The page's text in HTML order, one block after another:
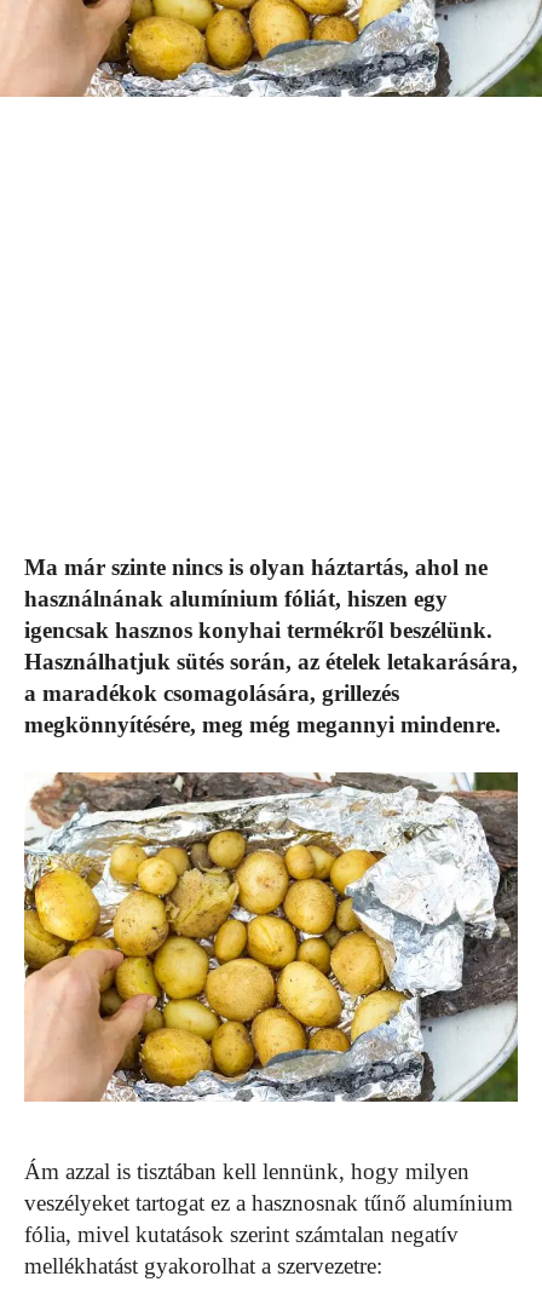
Ma már szinte nincs is olyan háztartás, ahol ne
használnának alumínium fóliát, hiszen egy
igencsak hasznos konyhai termékről beszélünk.
Használhatjuk sütés során, az ételek letakarására,
a maradékok csomagolására, grillezés
megkönnyítésére, meg még megannyi mindenre.
Ám azzal is tisztában kell lennünk, hogy milyen
veszélyeket tartogat ez a hasznosnak tűnő alumínium
fólia, mivel kutatások szerint számtalan negatív
mellékhatást gyakorolhat a szervezetre: